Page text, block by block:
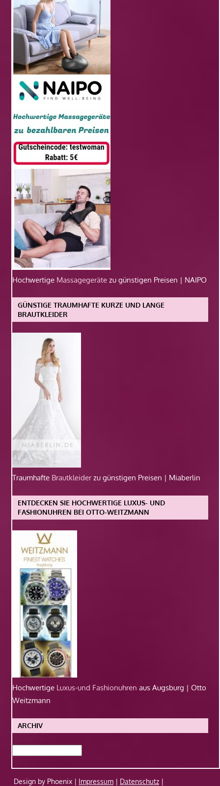
Hochwertige Massagegeräte zu günstigen Preisen | NAIPO
GÜNSTIGE TRAUMHAFTE KURZE UND LANGE
BRAUTKLEIDER
Traumhafte Brautkleiderzu günstigen Preisen | Miaberlin
ENTDECKEN SIE HOCHWERTIGE LUXUS- UND
FASHIONUHREN BEI OTTO-WEITZMANN
Hochwertige Luxus-und Fashionuhren aus Augsburg | Otto
Weitzmann
ARCHIV
Design by Phoenix | Impressum | Datenschutz |